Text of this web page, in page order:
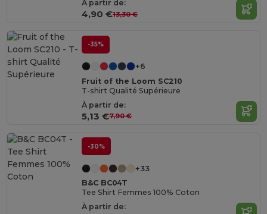
À partir de:
4,90 €13,30 €
-35%
+6
Fruit of the Loom SC210
T-shirt Qualité Supérieure
À partir de:
5,13 €7,90 €
-30%
+33
B&C BC04T
Tee Shirt Femmes 100% Coton
À partir de: